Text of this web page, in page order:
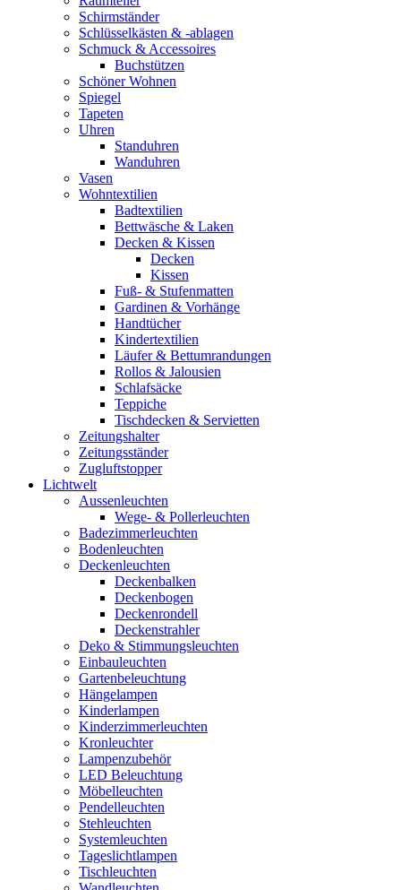
Schirmständer
Schlüsselkästen & -ablagen
Schmuck & Accessoires
Buchstützen
Schöner Wohnen
Spiegel
Tapeten
Uhren
Standuhren
Wanduhren
Vasen
Wohntextilien
Badtextilien
Bettwäsche & Laken
Decken & Kissen
Decken
Kissen
Fuß- & Stufenmatten
Gardinen & Vorhänge
Handtücher
Kindertextilien
Läufer & Bettumrandungen
Rollos & Jalousien
Schlafsäcke
Teppiche
Tischdecken & Servietten
Zeitungshalter
Zeitungsständer
Zugluftstopper
Lichtwelt
Aussenleuchten
Wege- & Pollerleuchten
Badezimmerleuchten
Bodenleuchten
Deckenleuchten
Deckenbalken
Deckenbogen
Deckenrondell
Deckenstrahler
Deko & Stimmungsleuchten
Einbauleuchten
Gartenbeleuchtung
Hängelampen
Kinderlampen
Kinderzimmerleuchten
Kronleuchter
Lampenzubehör
LED Beleuchtung
Möbelleuchten
Pendelleuchten
Stehleuchten
Systemleuchten
Tageslichtlampen
Tischleuchten